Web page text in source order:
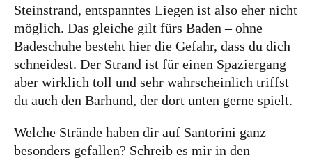
Steinstrand, entspanntes Liegen ist also eher nicht
möglich. Das gleiche gilt fürs Baden – ohne
Badeschuhe besteht hier die Gefahr, dass du dich
schneidest. Der Strand ist für einen Spaziergang
aber wirklich toll und sehr wahrscheinlich triffst
du auch den Barhund, der dort unten gerne spielt.
Welche Strände haben dir auf Santorini ganz
besonders gefallen? Schreib es mir in den